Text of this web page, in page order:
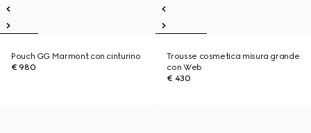
Pouch GG Marmont con cinturino
€ 980
Trousse cosmetica misura grande
con Web
€ 430